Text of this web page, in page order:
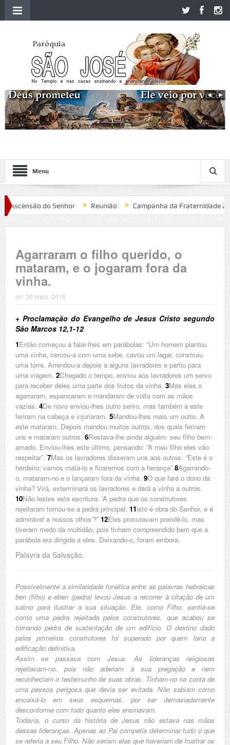
Menu
do Senhor Reunião Campanha da Fraternidade 2020
Agarraram o filho querido, o
mataram, e o jogaram fora da
vinha.
on: 30 maio, 2016
+ Proclamação do Evangelho de Jesus Cristo segundo
São Marcos 12,1-12
1Então começou a falar-lhes em parábolas: “Um homem plantou
uma vinha, cercou-a com uma sebe, cavou um lagar, construiu
uma torre. Arrendou-a depois a alguns lavradores e partiu para
uma viagem. 2Chegado o tempo, enviou aos lavradores um servo
para receber deles uma parte dos frutos da vinha. 3Mas eles o
agarraram, espancaram e mandaram de volta com as mãos
vazias. 4De novo enviou-lhes outro servo, mas também a este
feriram na cabeça e injuriaram. 5Mandou-lhes mais um outro. A
este mataram. Depois mandou muitos outros, dos quais feriram
uns e mataram outros. 6Restava-lhe ainda alguém: seu filho bem-
amado. Enviou-lhes este último, pensando: “A meu filho eles vão
respeitar”. 7Mas os lavradores disseram uns aos outros: “Este é o
herdeiro; vamos matá-lo e ficaremos com a herança”.8Agarrando-
o, mataram-no e o lançaram fora da vinha. 9O que fará o dono da
vinha? Virá, exterminará os lavradores e dará a vinha a outros.
10Não lestes esta escritura: ‘A pedra que os construtores
rejeitaram tornou-se a pedra principal; 11isto é obra do Senhor, e é
admirável a nossos olhos’?” 12Eles procuravam prendê-lo, mas
tiveram medo da multidão, pois tinham compreendido bem que a
parábola era dirigida a eles. Deixando-o, foram embora.
Palavra da Salvação.
Possivelmente a similaridade fonética entre as palavras hebraicas
ben (filho) e eben (pedra) levou Jesus a recorrer à citação de um
salmo para ilustrar a sua situação. Ele, como Filho, sentia-se
como uma pedra rejeitada pelos construtores, que acabou se
tornando pedra de sustentação de um edifício. O destino dado
pelos primeiros construtores foi superado por quem faria a
edificação definitiva.
Assim se passava com Jesus. As lideranças religiosas
rejeitavam-no, pois não aderiam à sua pregação e nem
reconheciam o testemunho de suas obras. Tinham-no na conta de
uma pessoa perigosa que devia ser evitada. Não sabiam como
encaixá-lo em seus esquemas, por ser demasiadamente
desconforme com tudo quanto eles ensinavam.
Todavia, o curso da história de Jesus não estava nas mãos
dessas lideranças. Apenas ao Pai competia determinar tudo o que
se referia a seu Filho. Não seriam elas que haveriam de frustrar os